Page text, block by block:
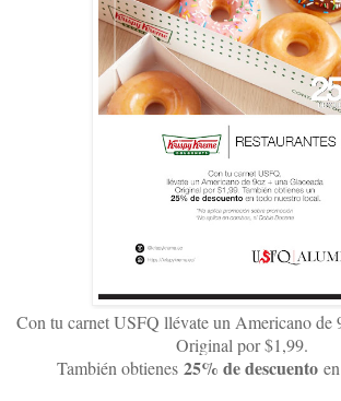
Con tu carnet USFQ llévate un Americano de
Original por $1,99.
También obtienes 25% de descuento